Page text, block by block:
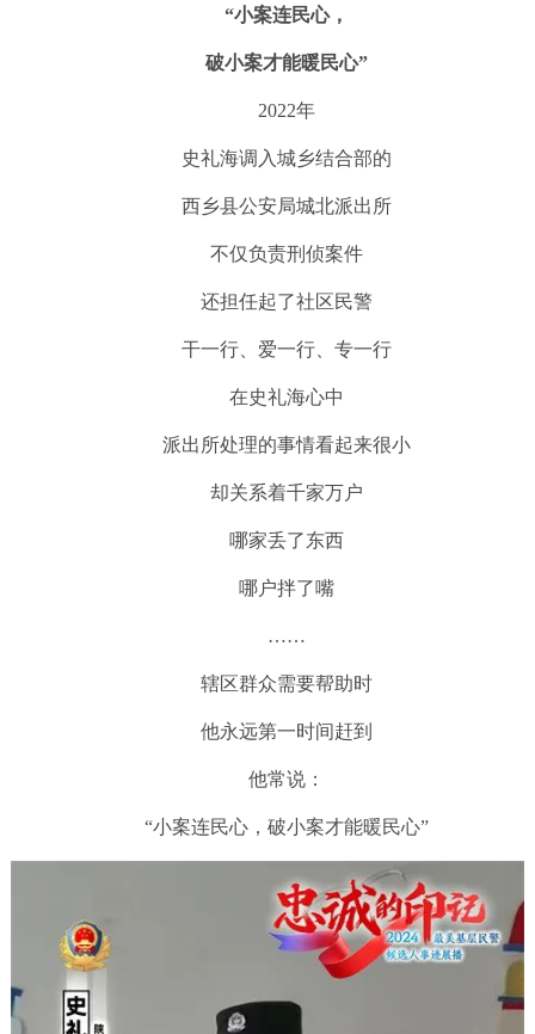
“小案连民心，
破小案才能暖民心”
2022年
史礼海调入城乡结合部的
西乡县公安局城北派出所
不仅负责刑侦案件
还担任起了社区民警
干一行、爱一行、专一行
在史礼海心中
派出所处理的事情看起来很小
却关系着千家万户
哪家丢了东西
哪户拌了嘴
……
辖区群众需要帮助时
他永远第一时间赶到
他常说：
“小案连民心，破小案才能暖民心”